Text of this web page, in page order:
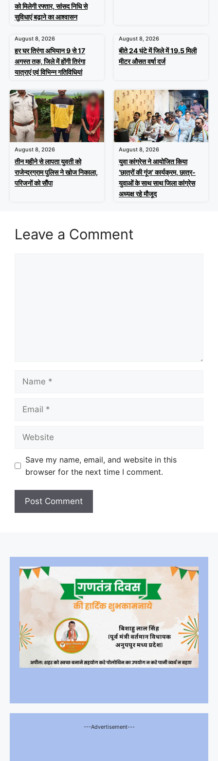
को मिलेगी रफ्तार, सांसद निधि से
सुविधाएं बढ़ाने का आश्वासन
August 8, 2026
हर घर तिरंगा अभियान 9 से 17
अगस्त तक, जिले में होंगी तिरंगा
यात्राएं एवं विभिन्न गतिविधियां
August 8, 2026
बीते 24 घंटे में जिले में 19.5 मिली
मीटर औसत वर्षा दर्ज
August 8, 2026
तीन महीने से लापता युवती को
राजेन्द्रग्राम पुलिस ने खोज निकाला,
परिजनों को सौंपा
August 8, 2026
युवा कांग्रेस ने आयोजित किया
‘छात्रों की गूंज’ कार्यक्रम, छात्र-
युवाओं के साथ साथ जिला कांग्रेस
अध्यक्ष रहे मौजूद
Leave a Comment
Save my name, email, and website in this
browser for the next time I comment.
---Advertisement---